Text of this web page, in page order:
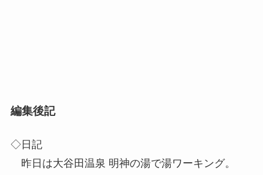
編集後記
◇日記
昨日は大谷田温泉 明神の湯で湯ワーキング。